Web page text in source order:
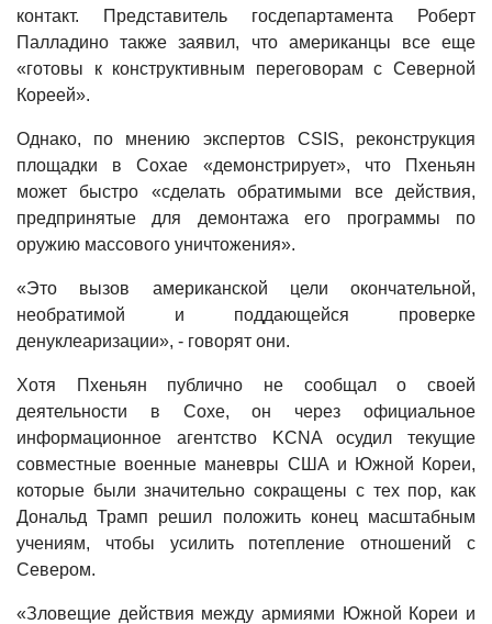
контакт. Представитель госдепартамента Роберт
Палладино также заявил, что американцы все еще
«готовы к конструктивным переговорам с Северной
Кореей».
Однако, по мнению экспертов CSIS, реконструкция
площадки в Сохае «демонстрирует», что Пхеньян
может быстро «сделать обратимыми все действия,
предпринятые для демонтажа его программы по
оружию массового уничтожения».
«Это вызов американской цели окончательной,
необратимой и поддающейся проверке
денуклеаризации», - говорят они.
Хотя Пхеньян публично не сообщал о своей
деятельности в Сохе, он через официальное
информационное агентство KCNA осудил текущие
совместные военные маневры США и Южной Кореи,
которые были значительно сокращены с тех пор, как
Дональд Трамп решил положить конец масштабным
учениям, чтобы усилить потепление отношений с
Севером.
«Зловещие действия между армиями Южной Кореи и